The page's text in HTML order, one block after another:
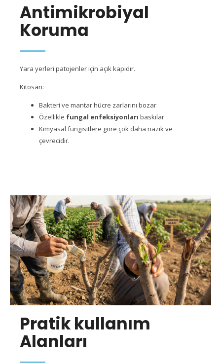
Antimikrobiyal
Koruma
Yara yerleri patojenler için açık kapıdır.
Kitosan:
Bakteri ve mantar hücre zarlarını bozar
Özellikle fungal enfeksiyonları baskılar
Kimyasal fungisitlere göre çok daha nazik ve
çevrecidir.
Pratik kullanım
Alanları